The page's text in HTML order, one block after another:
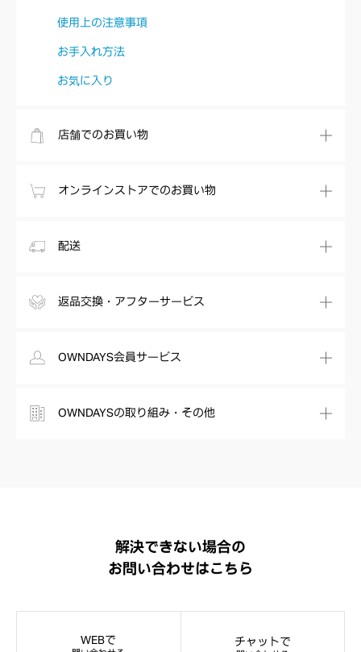
使用上の注意事項
お手入れ方法
お気に入り
店舗でのお買い物
オンラインストアでのお買い物
配送
返品交換・アフターサービス
OWNDAYS会員サービス
OWNDAYSの取り組み・その他
解決できない場合の
お問い合わせはこちら
WEBで チャットで